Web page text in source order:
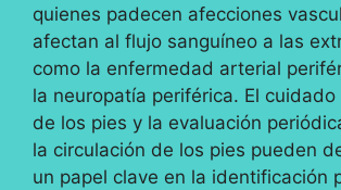
quienes padecen afecciones
afectan al flujo sanguíneo a las
como la enfermedad arterial
la neuropatía periférica. El
de los pies y la evaluación
la circulación de los pies pueden
un papel clave en la identificación